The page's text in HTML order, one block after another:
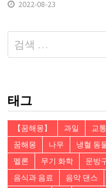
2022-08-23
다
음
태그
【꿈해몽】 과일 교통
꿈해몽
나무 냉혈 동
멜론
무기 화학 문방
음식과 음료
음악 댄스